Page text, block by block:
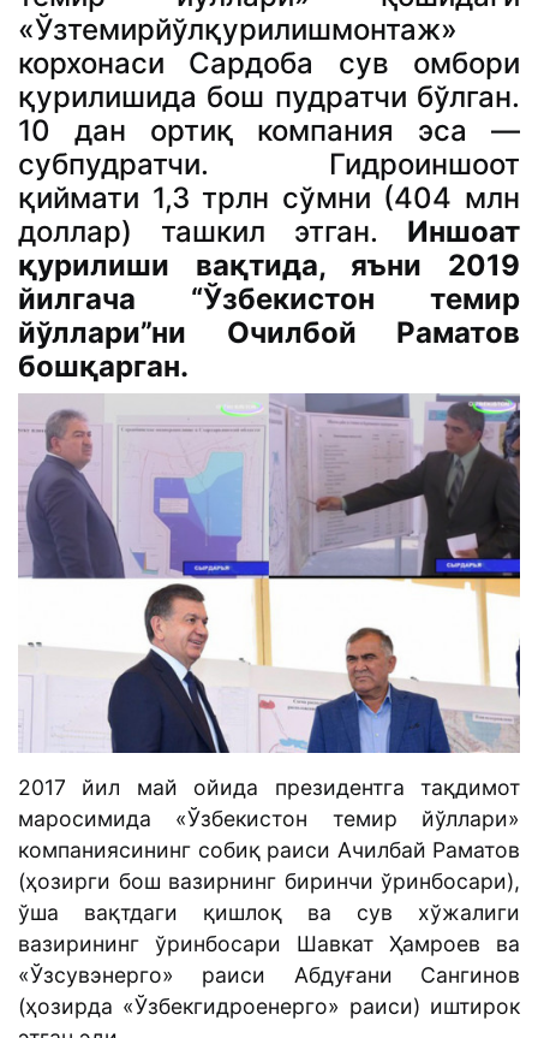
«Ўзтемирйўлқурилишмонтаж»
корхонаси Сардоба сув омбори
қурилишида бош пудратчи бўлган.
10 дан ортиқ компания эса —
субпудратчи. Гидроиншоот
қиймати 1,3 трлн сўмни (404 млн
доллар) ташкил этган. Иншоат
қурилиши вақтида, яъни 2019
йилгача “Ўзбекистон темир
йўллари”ни Очилбой Раматов
бошқарган.
2017 йил май ойида президентга тақдимот
маросимида «Ўзбекистон темир йўллари»
компаниясининг собиқ раиси Ачилбай Раматов
(ҳозирги бош вазирнинг биринчи ўринбосари),
ўша вақтдаги қишлоқ ва сув хўжалиги
вазирининг ўринбосари Шавкат Ҳамроев ва
«Ўзсувэнерго» раиси Абдуғани Сангинов
(ҳозирда «Ўзбекгидроенерго» раиси) иштирок